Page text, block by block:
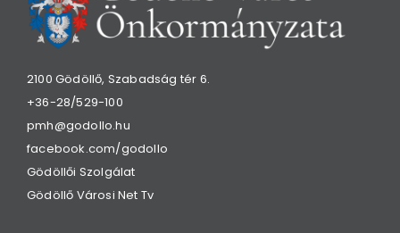
2100 Gödöllő, Szabadság tér 6.
+36-28/529-100
pmh@godollo.hu
facebook.com/godollo
Gödöllői Szolgálat
Gödöllő Városi Net Tv